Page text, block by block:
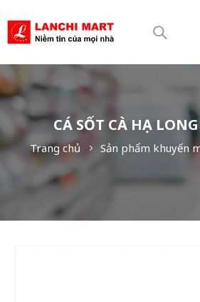
CÁ SỐT CÀ HẠ
Trang chủ Sản phẩm khuyến